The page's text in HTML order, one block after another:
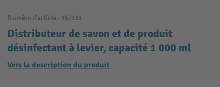
Numéro d'article : 157181
Distributeur de savon et de produit
désinfectant à levier, capacité 1 000 ml
Vers la description du produit